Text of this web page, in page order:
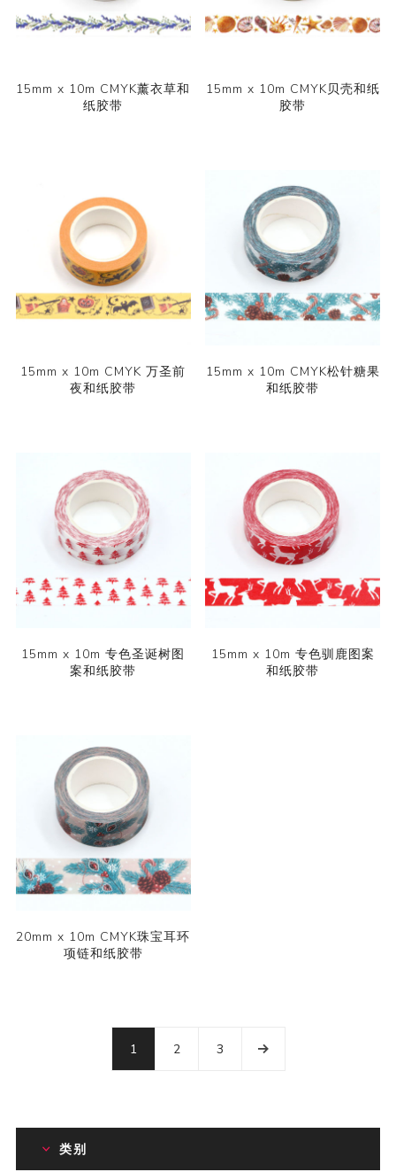
15mm x 10m CMYK薰衣草和
纸胶带
15mm x 10m CMYK贝壳和纸
胶带
15mm x 10m CMYK 万圣前
夜和纸胶带
15mm x 10m CMYK松针糖果
和纸胶带
15mm x 10m 专色圣诞树图
案和纸胶带
15mm x 10m 专色驯鹿图案
和纸胶带
20mm x 10m CMYK珠宝耳环
项链和纸胶带
1 2 3
类别